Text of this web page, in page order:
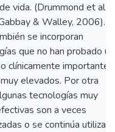
vida. (Drummond et al.,
& Walley, 2006).
se incorporan
que no han probado un
clínicamente importante
elevados. Por otra
tecnologías muy
son a veces
o se continúa